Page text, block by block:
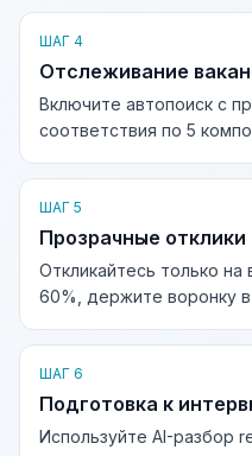
ШАГ 4
Отслеживание
Включите автопоиск с
соответствия по 5
ШАГ 5
Прозрачные отклики
Откликайтесь только на
60%, держите воронку в
ШАГ 6
Подготовка к
Используйте AI-разбор